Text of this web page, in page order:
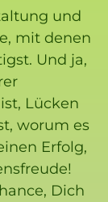
und
mit denen
Und ja,
Lücken
worum es
Erfolg,
Dich